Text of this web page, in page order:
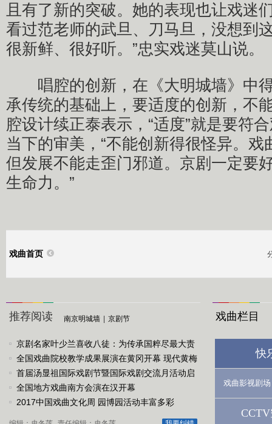
且有了新的突破。她的表现也让戏迷
看过范老师的武旦、刀马旦，没想到
很新鲜、很好听。”忠实戏迷莫山说。
唱腔的创新，在《大明城墙》中得
承传统的基础上，要适度的创新，不
腔设计续正泰表示，“适度”就是要符
当下的审美，“不能创新得很怪异。
但发展不能走歪门邪道。京剧一定要
生命力。”
戏曲首页
推荐阅读 南京明城墙 京剧节
京剧名家叶少兰喜收八徒：为传承国粹尽最大责
任
全国戏曲院校教学成果展演在黄冈开幕 现代黄梅
戏《槐花谣》倾情..
首届汤显祖国际戏剧节暨国际戏剧交流月活动启
动
全国地方戏曲南方会演在汉开幕
2017中国戏曲文化周 园博园活动丰富多彩
戏曲栏目
快
戏曲影视剧场